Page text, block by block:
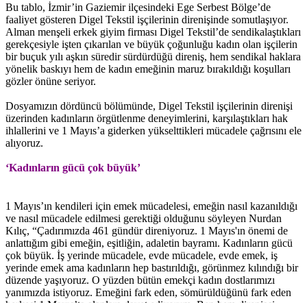
Bu tablo, İzmir’in Gaziemir ilçesindeki Ege Serbest Bölge’de
faaliyet gösteren Digel Tekstil işçilerinin direnişinde somutlaşıyor.
Alman menşeli erkek giyim firması Digel Tekstil’de sendikalaştıkları
gerekçesiyle işten çıkarılan ve büyük çoğunluğu kadın olan işçilerin
bir buçuk yılı aşkın süredir sürdürdüğü direniş, hem sendikal haklara
yönelik baskıyı hem de kadın emeğinin maruz bırakıldığı koşulları
gözler önüne seriyor.
Dosyamızın dördüncü bölümünde, Digel Tekstil işçilerinin direnişi
üzerinden kadınların örgütlenme deneyimlerini, karşılaştıkları hak
ihlallerini ve 1 Mayıs’a giderken yükselttikleri mücadele çağrısını ele
alıyoruz.
‘Kadınların gücü çok büyük’
1 Mayıs’ın kendileri için emek mücadelesi, emeğin nasıl kazanıldığı
ve nasıl mücadele edilmesi gerektiği olduğunu söyleyen Nurdan
Kılıç, “Çadırımızda 461 gündür direniyoruz. 1 Mayıs'ın önemi de
anlattığım gibi emeğin, eşitliğin, adaletin bayramı. Kadınların gücü
çok büyük. İş yerinde mücadele, evde mücadele, evde emek, iş
yerinde emek ama kadınların hep bastırıldığı, görünmez kılındığı bir
düzende yaşıyoruz. O yüzden bütün emekçi kadın dostlarımızı
yanımızda istiyoruz. Emeğini fark eden, sömürüldüğünü fark eden